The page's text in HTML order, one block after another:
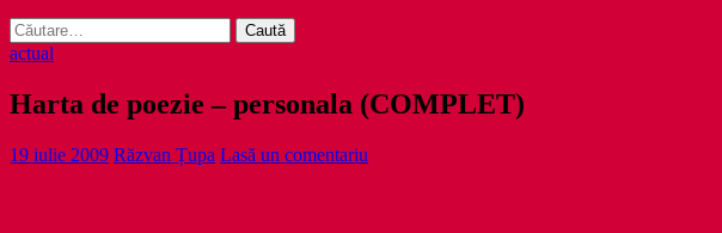
Caută
după:
actual
Harta de poezie – personala (COMPLET)
19 iulie 2009 Răzvan Țupa Lasă un comentariu